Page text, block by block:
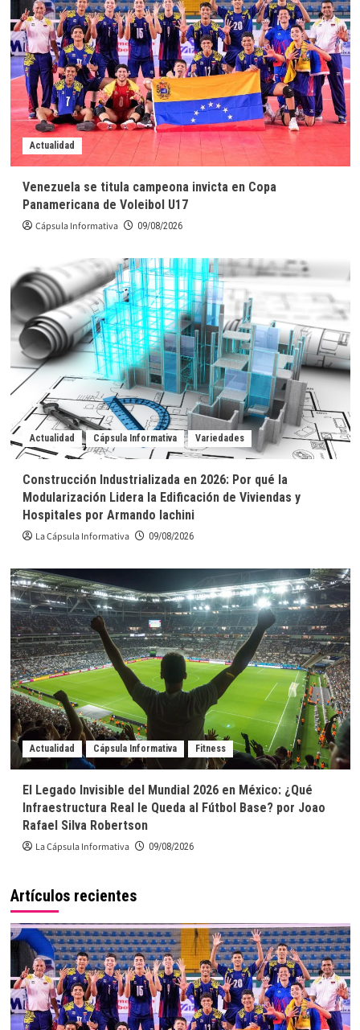
Actualidad
Venezuela se titula campeona invicta en Copa
Panamericana de Voleibol U17
Cápsula Informativa 09/08/2026
Actualidad Cápsula Informativa Variedades
Construcción Industrializada en 2026: Por qué la
Modularización Lidera la Edificación de Viviendas y
Hospitales por Armando Iachini
La Cápsula Informativa 09/08/2026
Actualidad Cápsula Informativa Fitness
El Legado Invisible del Mundial 2026 en México: ¿Qué
Infraestructura Real le Queda al Fútbol Base? por Joao
Rafael Silva Robertson
La Cápsula Informativa 09/08/2026
Artículos recientes